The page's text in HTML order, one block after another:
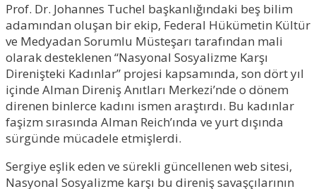
Prof. Dr. Johannes Tuchel başkanlığındaki beş bilim
adamından oluşan bir ekip, Federal Hükümetin Kültür
ve Medyadan Sorumlu Müsteşarı tarafından mali
olarak desteklenen “Nasyonal Sosyalizme Karşı
Direnişteki Kadınlar” projesi kapsamında, son dört yıl
içinde Alman Direniş Anıtları Merkezi’nde o dönem
direnen binlerce kadını ismen araştırdı. Bu kadınlar
faşizm sırasında Alman Reich’ında ve yurt dışında
sürgünde mücadele etmişlerdi.
Sergiye eşlik eden ve sürekli güncellenen web sitesi,
Nasyonal Sosyalizme karşı bu direniş savaşçılarının